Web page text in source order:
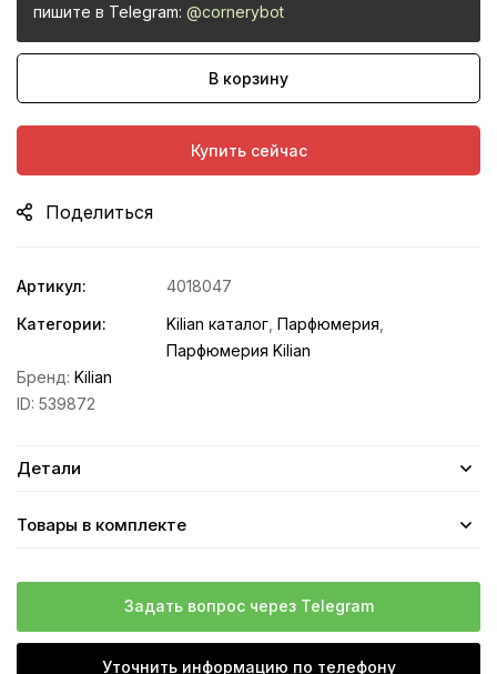
пишите в Telegram: @cornerybot
В корзину
Купить сейчас
Поделиться
Артикул:
4018047
Категории:
Kilian каталог Парфюмерия
Парфюмерия Kilian
Бренд: Kilian
ID: 539872
Детали
Товары в комплекте
Задать вопрос через Telegram
Уточнить информацию по телефону